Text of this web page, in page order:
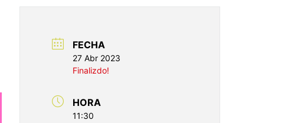
FECHA
27 Abr 2023
Finalizdo!
HORA
11:30